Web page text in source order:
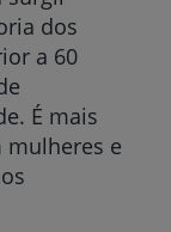
dos
a 60
É mais
e